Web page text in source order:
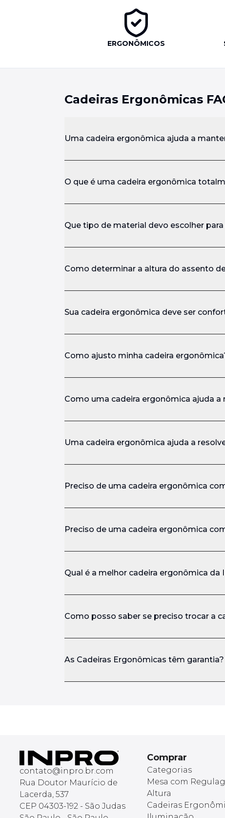
ERGONÔMICOS
Cadeiras Ergonômicas
Uma cadeira ergonômica ajuda a
O que é uma cadeira ergonômica
Que tipo de material devo escolher
Como determinar a altura do assento
Sua cadeira ergonômica deve ser
Como ajusto minha cadeira
Como uma cadeira ergonômica ajuda a
Uma cadeira ergonômica ajuda a
Preciso de uma cadeira ergonômica
Preciso de uma cadeira ergonômica
Qual é a melhor cadeira ergonômica da
Como posso saber se preciso trocar a
As Cadeiras Ergonômicas têm garantia?
contato@inpro.br.com
Rua Doutor Maurício de
Lacerda, 537
CEP 04303-192 - São Judas
Comprar
Categorias
Mesa com
Altura
Cadeiras